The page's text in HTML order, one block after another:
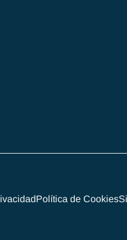
Política de Cookies